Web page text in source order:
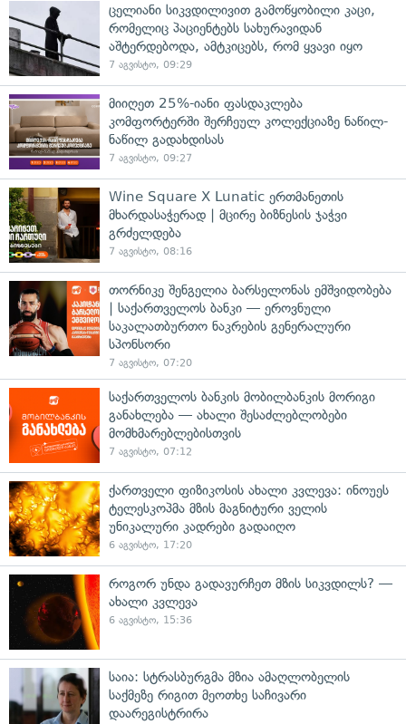
ცელიანი სიკვდილივით გამოწყობილი კაცი,
რომელიც პაციენტებს სახურავიდან
აშტერდებოდა, ამტკიცებს, რომ ყვავი იყო
7 აგვისტო, 09:29
მიიღეთ 25%-იანი ფასდაკლება
კომფორტერში შერჩეულ კოლექციაზე ნაწილ-
ნაწილ გადახდისას
7 აგვისტო, 09:27
Wine Square X Lunatic ერთმანეთის
მხარდასაჭერად | მცირე ბიზნესის ჯაჭვი
გრძელდება
7 აგვისტო, 08:16
თორნიკე შენგელია ბარსელონას ემშვიდობება
| საქართველოს ბანკი — ეროვნული
საკალათბურთო ნაკრების გენერალური
სპონსორი
7 აგვისტო, 07:20
საქართველოს ბანკის მობილბანკის მორიგი
განახლება — ახალი შესაძლებლობები
მომხმარებლებისთვის
7 აგვისტო, 07:12
ქართველი ფიზიკოსის ახალი კვლევა: ინოუეს
ტელესკოპმა მზის მაგნიტური ველის
უნიკალური კადრები გადაიღო
6 აგვისტო, 17:20
როგორ უნდა გადავურჩეთ მზის სიკვდილს? —
ახალი კვლევა
6 აგვისტო, 15:36
საია: სტრასბურგმა მზია ამაღლობელის
საქმეზე რიგით მეოთხე საჩივარი
დაარეგისტრირა